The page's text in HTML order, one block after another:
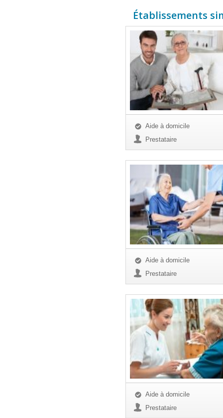
Établissements
Aide à domicile
Prestataire
Aide à domicile
Prestataire
Aide à domicile
Prestataire